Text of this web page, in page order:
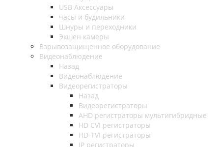
USB Аксессуары
часы и будильники
Шнуры и переходники
Экшен камеры
Взрывозащищенное оборудование
Видеонаблюдение
Назад
Видеонаблюдение
Видеорегистраторы
Назад
Видеорегистраторы
AHD регистраторы мультигибридные
HD CVI регистраторы
HD-TVI регистраторы
IP регистраторы